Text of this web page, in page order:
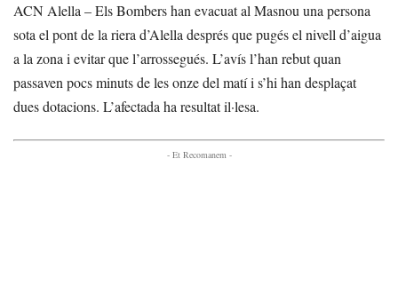
ACN Alella – Els Bombers han evacuat al Masnou una persona
sota el pont de la riera d’Alella després que pugés el nivell d’aigua
a la zona i evitar que l’arrossegués. L’avís l’han rebut quan
passaven pocs minuts de les onze del matí i s’hi han desplaçat
dues dotacions. L’afectada ha resultat il·lesa.
- Et Recomanem -